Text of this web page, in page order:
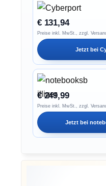
€ 131,94
Preise inkl. MwSt., zzgl.
Jetzt bei
€ 249,99
Preise inkl. MwSt., zzgl.
Jetzt bei